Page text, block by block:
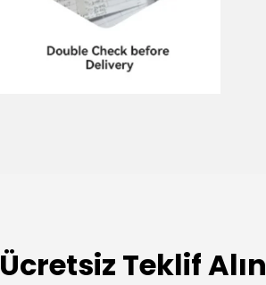
Ücretsiz Teklif Alın